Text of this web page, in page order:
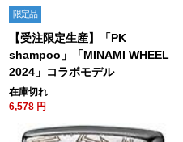
限定品
【受注限定生産】「PK
shampoo」「MINAMI WHEEL
2024」コラボモデル
在庫切れ
6,578 円